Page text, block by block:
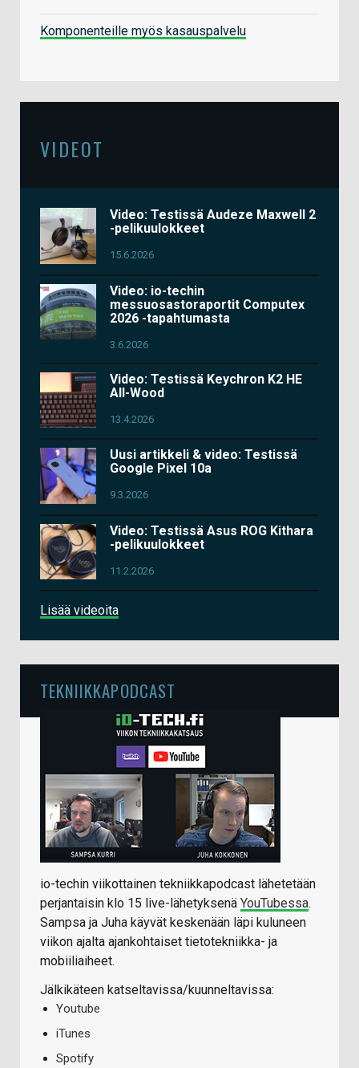
Komponenteille myös kasauspalvelu
VIDEOT
Video: Testissä Audeze Maxwell 2
-pelikuulokkeet
15.6.2026
Video: io-techin
messuosastoraportit Computex
2026 -tapahtumasta
3.6.2026
Video: Testissä Keychron K2 HE
All-Wood
13.4.2026
Uusi artikkeli & video: Testissä
Google Pixel 10a
9.3.2026
Video: Testissä Asus ROG Kithara
-pelikuulokkeet
11.2.2026
Lisää videoita
TEKNIIKKAPODCAST
io-techin viikottainen tekniikkapodcast lähetetään
perjantaisin klo 15 live-lähetyksenä YouTubessa.
Sampsa ja Juha käyvät keskenään läpi kuluneen
viikon ajalta ajankohtaiset tietotekniikka- ja
mobiiliaiheet.
Jälkikäteen katseltavissa/kuunneltavissa:
Youtube
iTunes
Spotify